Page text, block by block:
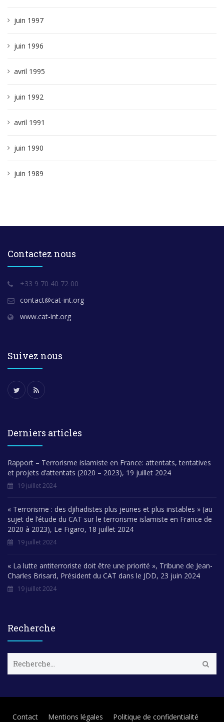
juin 1997
juin 1996
avril 1995
juin 1992
avril 1991
juin 1990
juin 1989
Contactez nous
+33 9 70 40 72 00
contact@cat-int.org
www.cat-int.org
Suivez nous
Derniers articles
Rapport – Terrorisme islamiste en France: attentats, tentatives
et projets d’attentats (2020 – 2023), 19 juillet 2024
19 juillet 2024
« Terrorisme : des djihadistes plus jeunes et plus instables » (au
sujet de l’étude du CAT sur le terrorisme islamiste en France de
2020 à 2023), Le Figaro, 18 juillet 2024
19 juillet 2024
« La lutte antiterroriste doit être une priorité », Tribune de Jean-
Charles Brisard, Président du CAT dans le JDD, 23 juin 2024
19 juillet 2024
Recherche
c
e
Contact Mentions légales Politique de confidentialité